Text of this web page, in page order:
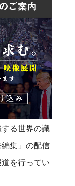
る世界の識
集」の配信
を行ってい